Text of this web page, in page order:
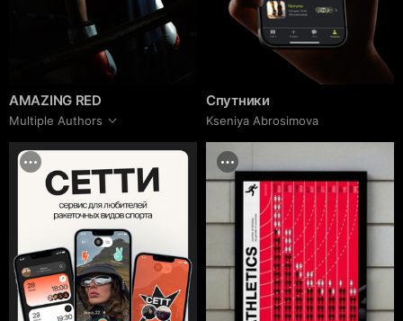
AMAZING RED
Multiple Authors
Спутники
Kseniya Abrosimova